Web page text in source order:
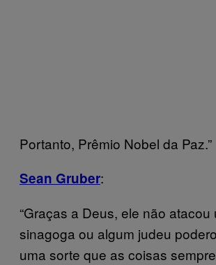
Portanto, Prêmio Nobel da Paz.”
Sean Gruber:
“Graças a Deus, ele não atacou
sinagoga ou algum judeu
uma sorte que as coisas